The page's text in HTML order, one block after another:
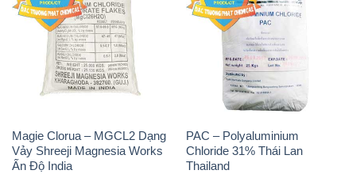
Magie Clorua – MGCL2 Dạng
Vảy Shreeji Magnesia Works
Ấn Độ India
PAC – Polyaluminium
Chloride 31% Thái Lan
Thailand